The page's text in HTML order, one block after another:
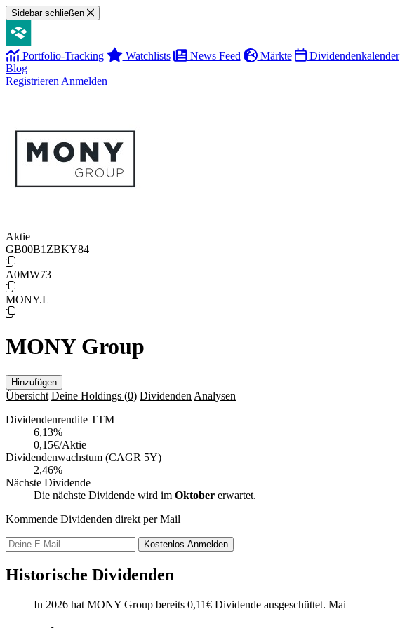
Sidebar schließen
Portfolio-Tracking Watchlists News Feed Märkte Dividendenkalender
Blog
Registrieren Anmelden
Aktie
GB00B1ZBKY84
A0MW73
MONY.L
MONY Group
Hinzufügen
Übersicht Deine Holdings (0) Dividenden Analysen
Dividendenrendite TTM
6,13%
0,15€/Aktie
Dividendenwachstum (CAGR 5Y)
2,46%
Nächste Dividende
Die nächste Dividende wird im Oktober erwartet.
Kommende Dividenden direkt per Mail
Kostenlos Anmelden
Historische Dividenden
In 2026 hat MONY Group bereits 0,11€ Dividende ausgeschüttet. Mai